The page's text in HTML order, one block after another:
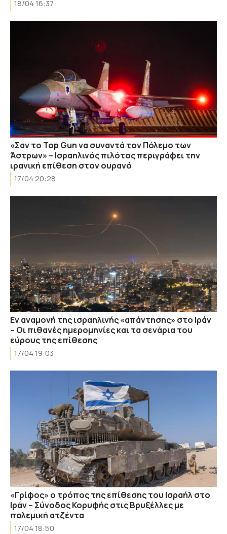
18/04 16:37
«Σαν το Top Gun να συναντά τον Πόλεμο των
Άστρων» – Ισραηλινός πιλότος περιγράφει την
ιρανική επίθεση στον ουρανό
17/04 20:28
Εν αναμονή της ισραηλινής «απάντησης» στο Ιράν
– Οι πιθανές ημερομηνίες και τα σενάρια του
εύρους της επίθεσης
17/04 19:03
«Γρίφος» ο τρόπος της επίθεσης του Ισραήλ στο
Ιράν – Σύνοδος Κορυφής στις Βρυξέλλες με
πολεμική ατζέντα
17/04 18:50